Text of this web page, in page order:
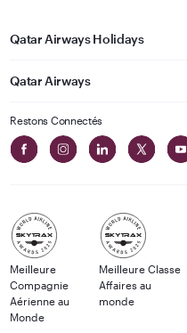
Qatar Airways Holidays
Qatar Airways
Restons Connectés
Meilleure
Compagnie
Aérienne au
Monde
Meilleure Classe
Affaires au
monde